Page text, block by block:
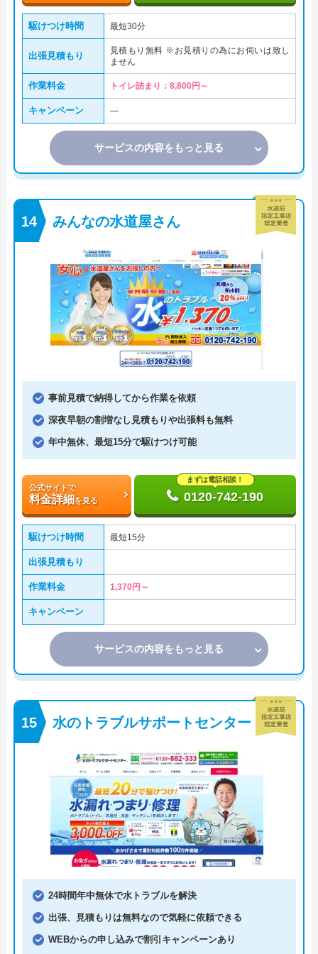
駆けつけ時間 最短30分
出張見積もり
見積もり無料 ※お見積りの為にお伺いは致し
ません
作業料金 トイレ詰まり：8,800円～
キャンペーン ―
サービスの内容をもっと見る
みんなの水道屋さん
事前見積で納得してから作業を依頼
深夜早朝の割増なし見積もりや出張料も無料
年中無休、最短15分で駆けつけ可能
公式サイトで
料金詳細を見る
まずは電話相談！
0120-742-190
駆けつけ時間 最短15分
出張見積もり
作業料金 1,370円～
キャンペーン
サービスの内容をもっと見る
水のトラブルサポートセンター
24時間年中無休で水トラブルを解決
出張、見積もりは無料なので気軽に依頼できる
WEBからの申し込みで割引キャンペーンあり